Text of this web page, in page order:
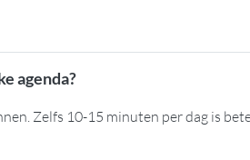
agenda?
Zelfs 10-15 minuten per dag is